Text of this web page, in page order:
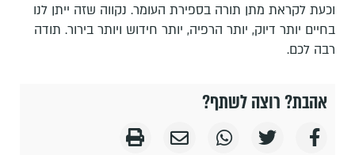
וכעת לקראת מתן תורה בספירת העומר. נקווה שזה ייתן לנו
בחיים יותר דיוק, יותר הרפיה, יותר חידוש ויותר בירור. תודה
רבה לכם.
אהבת? רוצה לשתף?